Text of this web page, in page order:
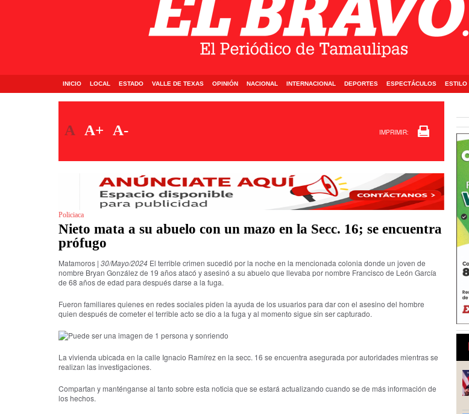
INICIO LOCAL ESTADO VALLE DE TEXAS OPINIÓN NACIONAL INTERNACIONAL DEPORTES ESPECTÁCULOS ESTILO
A A+ A- IMPRIMIR:
Policiaca
Nieto mata a su abuelo con un mazo en la Secc. 16; se encuentra
prófugo
Matamoros | 30/Mayo/2024 El terrible crimen sucedió por la noche en la mencionada colonia donde un joven de
nombre Bryan González de 19 años atacó y asesinó a su abuelo que llevaba por nombre Francisco de León García
de 68 años de edad para después darse a la fuga.
Fueron familiares quienes en redes sociales piden la ayuda de los usuarios para dar con el asesino del hombre
quien después de cometer el terrible acto se dio a la fuga y al momento sigue sin ser capturado.
La vivienda ubicada en la calle Ignacio Ramírez en la secc. 16 se encuentra asegurada por autoridades mientras se
realizan las investigaciones.
Compartan y manténganse al tanto sobre esta noticia que se estará actualizando cuando se de más información de
los hechos.